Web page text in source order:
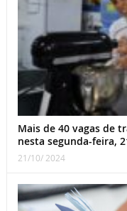
Mais de 40 vagas de
nesta segunda-feira,
21/10/ 2024